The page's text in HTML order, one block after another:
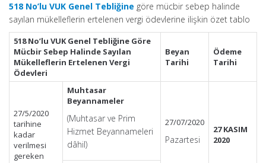
518 No’lu VUK Genel Tebliğine göre mücbir sebep halinde
sayılan mükelleflerin ertelenen vergi ödevlerine ilişkin özet tablo
518 No’lu VUK Genel Tebliğine Göre
Mücbir Sebep Halinde Sayılan
Mükelleflerin Ertelenen Vergi
Ödevleri
Beyan
Tarihi
Ödeme
Tarihi
27/5/2020
tarihine
kadar
verilmesi
gereken
Muhtasar
Beyannameler
(Muhtasar ve Prim
Hizmet Beyannameleri
dâhil)
27/07/2020
Pazartesi
27 KASIM
2020